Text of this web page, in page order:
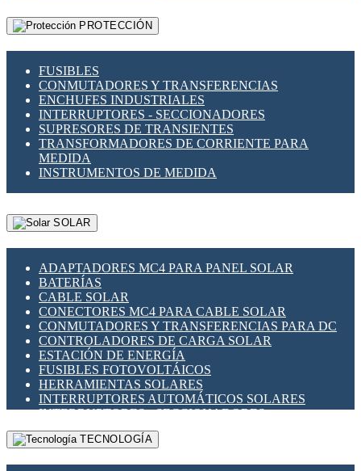
PROTECCIÓN
FUSIBLES
CONMUTADORES Y TRANSFERENCIAS
ENCHUFES INDUSTRIALES
INTERRUPTORES - SECCIONADORES
SUPRESORES DE TRANSIENTES
TRANSFORMADORES DE CORRIENTE PARA
MEDIDA
INSTRUMENTOS DE MEDIDA
SOLAR
ADAPTADORES MC4 PARA PANEL SOLAR
BATERÍAS
CABLE SOLAR
CONECTORES MC4 PARA CABLE SOLAR
CONMUTADORES Y TRANSFERENCIAS PARA DC
CONTROLADORES DE CARGA SOLAR
ESTACIÓN DE ENERGÍA
FUSIBLES FOTOVOLTÁICOS
HERRAMIENTAS SOLARES
INTERRUPTORES AUTOMÁTICOS SOLARES
INTERRUPTORES - SECCIONADORES
FOTOVOLTÁICOS
MONTAJE PANEL SOLAR
TECNOLOGÍA